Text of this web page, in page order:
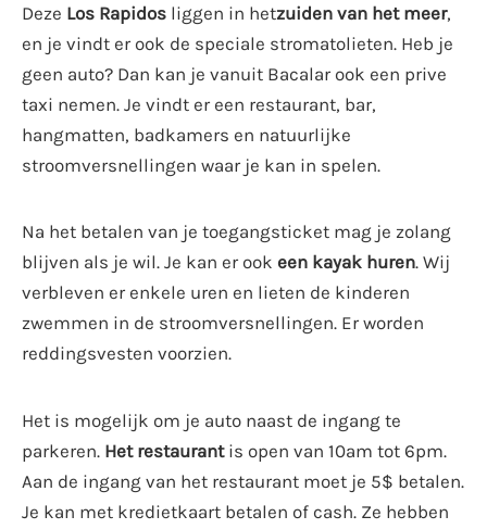
Deze Los Rapidos liggen in hetzuiden van het meer,
en je vindt er ook de speciale stromatolieten. Heb je
geen auto? Dan kan je vanuit Bacalar ook een prive
taxi nemen. Je vindt er een restaurant, bar,
hangmatten, badkamers en natuurlijke
stroomversnellingen waar je kan in spelen.
Na het betalen van je toegangsticket mag je zolang
blijven als je wil. Je kan er ook een kayak huren. Wij
verbleven er enkele uren en lieten de kinderen
zwemmen in de stroomversnellingen. Er worden
reddingsvesten voorzien.
Het is mogelijk om je auto naast de ingang te
parkeren. Het restaurantis open van 10am tot 6pm.
Aan de ingang van het restaurant moet je 5$ betalen.
Je kan met kredietkaart betalen of cash. Ze hebben